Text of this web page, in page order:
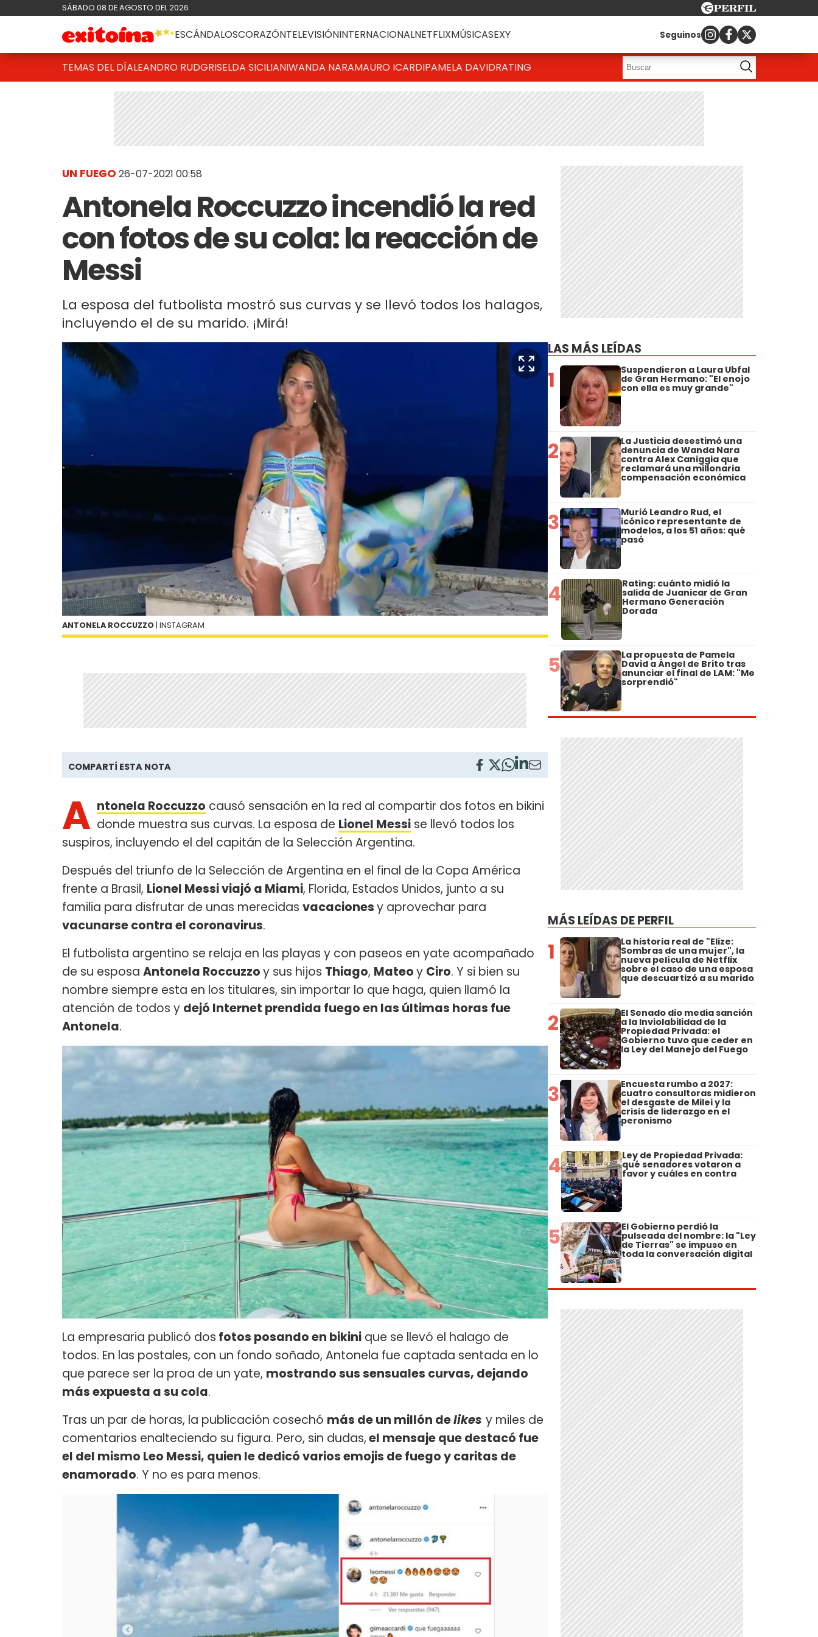
SÁBADO 08 DE AGOSTO DEL 2026
ESCÁNDALOSCORAZÓNTELEVISIÓNINTERNACIONALNETFLIXMÚSICASEXY Seguinos
TEMAS DEL DÍALEANDRO RUDGRISELDA SICILIANIWANDA NARAMAURO ICARDIPAMELA DAVIDRATING
UN FUEGO 26-07-2021 00:58
Antonela Roccuzzo incendió la red
con fotos de su cola: la reacción de
Messi
La esposa del futbolista mostró sus curvas y se llevó todos los halagos,
incluyendo el de su marido. ¡Mirá!
ANTONELA ROCCUZZO | INSTAGRAM
COMPARTÍ ESTA NOTA
A ntonela Roccuzzo causó sensación en la red al compartir dos fotos en bikini
donde muestra sus curvas. La esposa de Lionel Messi se llevó todos los
suspiros, incluyendo el del capitán de la Selección Argentina.
Después del triunfo de la Selección de Argentina en el final de la Copa América
frente a Brasil, Lionel Messi viajó a Miami, Florida, Estados Unidos, junto a su
familia para disfrutar de unas merecidas vacacionesy aprovechar para
vacunarse contra el coronavirus.
El futbolista argentino se relaja en las playas y con paseos en yate acompañado
de su esposa Antonela Roccuzzoy sus hijos Thiago, Mateoy Ciro. Y si bien su
nombre siempre esta en los titulares, sin importar lo que haga, quien llamó la
atención de todos y dejó Internet prendida fuego en las últimas horas fue
Antonela.
La empresaria publicó dos fotos posando en bikini que se llevó el halago de
todos. En las postales, con un fondo soñado, Antonela fue captada sentada en lo
que parece ser la proa de un yate, mostrando sus sensuales curvas, dejando
más expuesta a su cola.
Tras un par de horas, la publicación cosechó más de un millón delikes y miles de
comentarios enalteciendo su figura. Pero, sin dudas,el mensaje que destacó fue
el del mismo Leo Messi, quien le dedicó varios emojis de fuego y caritas de
enamorado. Y no es para menos.
LAS MÁS LEÍDAS
1 Suspendieron a Laura Ubfal
de Gran Hermano: "El enojo
con ella es muy grande"
2 La Justicia desestimó una
denuncia de Wanda Nara
contra Alex Caniggia que
reclamará una millonaria
compensación económica
3 Murió Leandro Rud, el
icónico representante de
modelos, a los 51 años: qué
pasó
4 Rating: cuánto midió la
salida de Juanicar de Gran
Hermano Generación
Dorada
5 La propuesta de Pamela
David a Ángel de Brito tras
anunciar el final de LAM: "Me
sorprendió"
MÁS LEÍDAS DE PERFIL
1 La historia real de "Elize:
Sombras de una mujer", la
nueva película de Netflix
sobre el caso de una esposa
que descuartizó a su marido
2 El Senado dio media sanción
a la Inviolabilidad de la
Propiedad Privada: el
Gobierno tuvo que ceder en
la Ley del Manejo del Fuego
3 Encuesta rumbo a 2027:
cuatro consultoras midieron
el desgaste de Milei y la
crisis de liderazgo en el
peronismo
4 Ley de Propiedad Privada:
qué senadores votaron a
favor y cuáles en contra
5 El Gobierno perdió la
pulseada del nombre: la "Ley
de Tierras" se impuso en
toda la conversación digital